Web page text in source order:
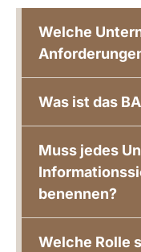
Welche
Was ist das
Muss jedes
benennen?
Welche Rolle